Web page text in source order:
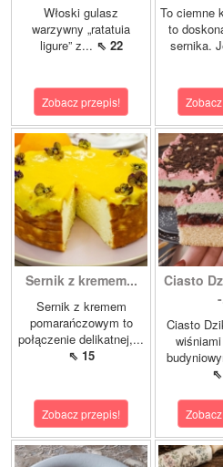
Włoski gulasz
warzywny „ratatuia
ligure” z... ⇖ 22
Zobacz przepis!
To ciemne
to
sernika.
Sernik z kremem...
Sernik z kremem
pomarańczowym to
połączenie delikatnej,...
⇖ 15
Zobacz przepis!
Ciasto
Ciasto
⇖